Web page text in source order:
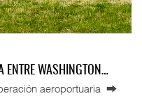
ENTRE WASHINGTON…
aeroportuaria ⮕